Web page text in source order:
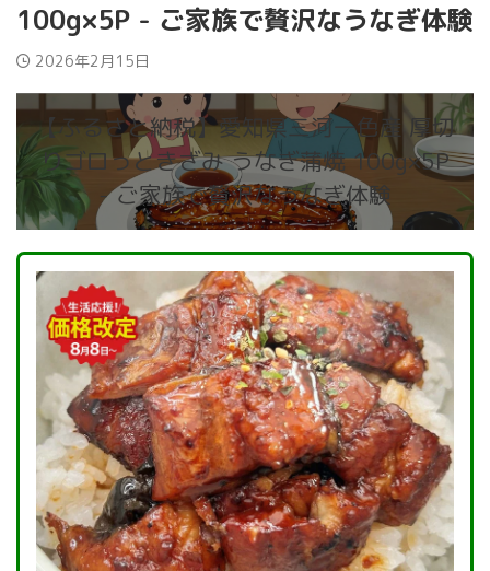
100g×5P - ご家族で贅沢なうなぎ体験
2026年2月15日
【ふるさと納税】愛知県三河一色産 厚切
りゴロっときざみ うなぎ蒲焼 100g×5P
- ご家族で贅沢なうなぎ体験